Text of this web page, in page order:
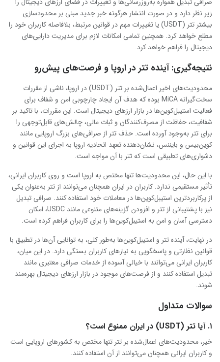
زیر نظر دارد و در صورت انتشار هرگونه خبر جدید مبنی بر محدودسازی
بیشتر تتر (USDT) یا تغییرات مهم در قوانین مرتبط، بلافاصله کاربران خود را
مطلع خواهد کرد. همچنین تمامی امکانات لازم برای مدیریت دارایی‌های
دیجیتال را فراهم خواهد کرد.
نتیجه‌گیری: آینده تتر در اروپا و فرصت‌های پیش‌رو
محدودیت‌های اخیر اعمال‌شده بر تتر (USDT) در اروپا، ناشی از مقررات
سخت‌گیرانه MiCA بوده که هدف آن ایجاد چارچوبی امن و شفاف برای
فعالیت استیبل‌کوین‌ها در بازار ارزهای دیجیتال است. این مقررات، با تاکید بر
شفافیت، حفاظت از مصرف‌کنندگان و ثبات مالی، چالش‌های قابل‌توجهی را
برای تتر به‌وجود آورده است. حذف تتر از صرافی‌های بزرگ اروپایی مانند
کوین‌بیس و بایننس، نشان‌دهنده تعهد اتحادیه اروپا به اجرای این قوانین و
دشواری‌های تطبیقی است که تتر با آن مواجه است.
با این حال، این محدودیت‌ها تنها مختص به اروپا است و روی کاربران ایرانی،
تأثیر مستقیمی ندارد. کاربران در ایران همچنان می‌توانند از تتر به‌عنوان یکی
از پرکاربردترین استیبل‌کوین‌ها در معاملات خود استفاده کنند. صرافی تبدیل
نیز با پشتیبانی از تتر و افزودن گزینه‌های متنوعی مانند USDC، امکان
دسترسی آسان و امن به استیبل‌کوین‌ها را برای کاربران فراهم کرده است.
در نهایت، آینده تتر و استیبل‌کوین‌ها به‌طور کلی، به توانایی آن‌ها در تطبیق با
قوانین نظارتی و پاسخگویی به نیازهای کاربران بستگی دارد. در این میان،
کاربران ایرانی می‌توانند با خیالی آسوده از خدمات صرافی‌ معتبری مانند
تبدیل استفاده کنند و از فرصت‌های موجود در بازار ارزهای دیجیتال بهره‌مند
شوند.
سوالات متداول
۱. آیا تتر (USDT) در ایران ممنوع است؟
خیر، محدودیت‌های اعمال‌شده بر تتر تنها مختص به کشورهای اروپایی است
و کاربران ایرانی همچنان می‌توانند از آن استفاده کنند.